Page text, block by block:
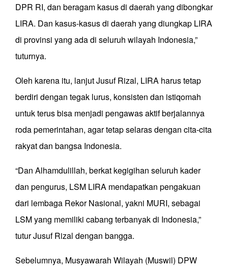
DPR RI, dan beragam kasus di daerah yang dibongkar
LIRA. Dan kasus-kasus di daerah yang diungkap LIRA
di provinsi yang ada di seluruh wilayah Indonesia,”
tuturnya.
Oleh karena itu, lanjut Jusuf Rizal, LIRA harus tetap
berdiri dengan tegak lurus, konsisten dan istiqomah
untuk terus bisa menjadi pengawas aktif berjalannya
roda pemerintahan, agar tetap selaras dengan cita-cita
rakyat dan bangsa Indonesia.
“Dan Alhamdulillah, berkat kegigihan seluruh kader
dan pengurus, LSM LIRA mendapatkan pengakuan
dari lembaga Rekor Nasional, yakni MURI, sebagai
LSM yang memiliki cabang terbanyak di Indonesia,”
tutur Jusuf Rizal dengan bangga.
Sebelumnya, Musyawarah Wilayah (Muswil) DPW